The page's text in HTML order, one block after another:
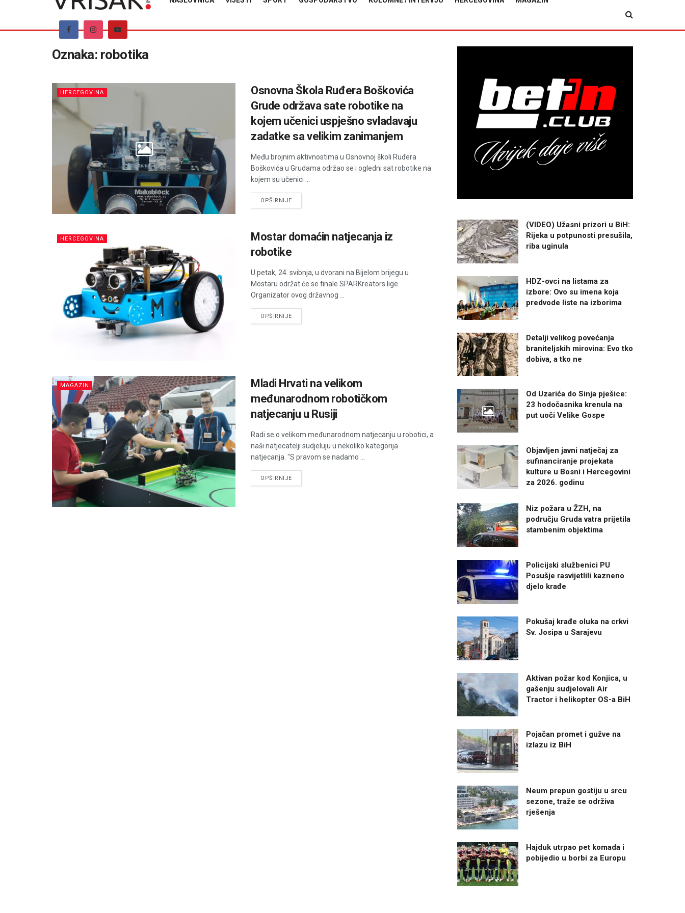
Oznaka: robotika
HERCEGOVINA
Osnovna Škola Ruđera Boškovića
Grude održava sate robotike na
kojem učenici uspješno svladavaju
zadatke sa velikim zanimanjem
Među brojnim aktivnostima u Osnovnoj školi Ruđera
Boškovića u Grudama održao se i ogledni sat robotike na
kojem su učenici ...
OPŠIRNIJEDETAILS
HERCEGOVINA
Mostar domaćin natjecanja iz
robotike
U petak, 24. svibnja, u dvorani na Bijelom brijegu u
Mostaru održat će se finale SPARKreators lige.
Organizator ovog državnog ...
OPŠIRNIJEDETAILS
MAGAZIN
Mladi Hrvati na velikom
međunarodnom robotičkom
natjecanju u Rusiji
Radi se o velikom međunarodnom natjecanju u robotici, a
naši natjecatelji sudjeluju u nekoliko kategorija
natjecanja. "S pravom se nadamo ...
OPŠIRNIJEDETAILS
(VIDEO) Užasni prizori u BiH:
Rijeka u potpunosti presušila,
riba uginula
HDZ-ovci na listama za
izbore: Ovo su imena koja
predvode liste na izborima
Detalji velikog povećanja
braniteljskih mirovina: Evo tko
dobiva, a tko ne
Od Uzarića do Sinja pješice:
23 hodočasnika krenula na
put uoči Velike Gospe
Objavljen javni natječaj za
sufinanciranje projekata
kulture u Bosni i Hercegovini
za 2026. godinu
Niz požara u ŽZH, na
području Gruda vatra prijetila
stambenim objektima
Policijski službenici PU
Posušje rasvijetlili kazneno
djelo krađe
Pokušaj krađe oluka na crkvi
Sv. Josipa u Sarajevu
Aktivan požar kod Konjica, u
gašenju sudjelovali Air
Tractor i helikopter OS-a BiH
Pojačan promet i gužve na
izlazu iz BiH
Neum prepun gostiju u srcu
sezone, traže se održiva
rješenja
Hajduk utrpao pet komada i
pobijedio u borbi za Europu